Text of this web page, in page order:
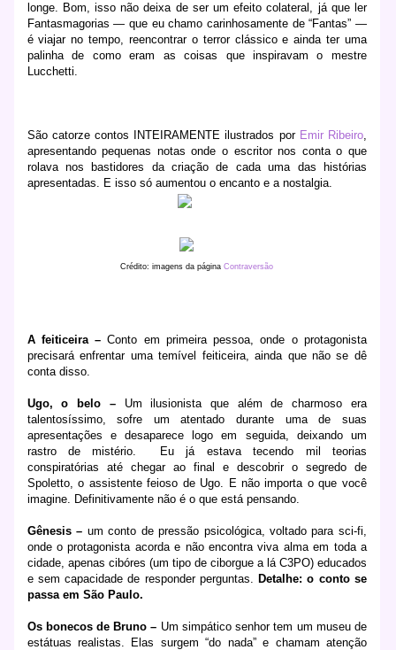
longe. Bom, isso não deixa de ser um efeito colateral, já que ler
Fantasmagorias — que eu chamo carinhosamente de “Fantas” —
é viajar no tempo, reencontrar o terror clássico e ainda ter uma
palinha de como eram as coisas que inspiravam o mestre
Lucchetti.
São catorze contos INTEIRAMENTE ilustrados por Emir Ribeiro,
apresentando pequenas notas onde o escritor nos conta o que
rolava nos bastidores da criação de cada uma das histórias
apresentadas. E isso só aumentou o encanto e a nostalgia.
Crédito: imagens da páginaContraversão
A feiticeira –Conto em primeira pessoa, onde o protagonista
precisará enfrentar uma temível feiticeira, ainda que não se dê
conta disso.
Ugo, o belo – Um ilusionista que além de charmoso era
talentosíssimo, sofre um atentado durante uma de suas
apresentações e desaparece logo em seguida, deixando um
rastro de mistério.
Eu já estava tecendo mil teorias
conspiratórias até chegar ao final e descobrir o segredo de
Spoletto, o assistente feioso de Ugo. E não importa o que você
imagine. Definitivamente não é o que está pensando.
Gênesis – um conto de pressão psicológica, voltado para sci-fi,
onde o protagonista acorda e não encontra viva alma em toda a
cidade, apenas cibóres (um tipo de ciborgue a lá C3PO) educados
e sem capacidade de responder perguntas.
Detalhe: o conto se
passa em São Paulo.
Os bonecos de Bruno – Um simpático senhor tem um museu de
estátuas realistas. Elas surgem “do nada” e chamam atenção